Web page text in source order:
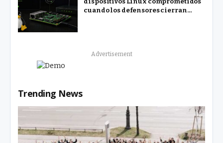
cuando los defensores cierran
Advertisement
Trending News